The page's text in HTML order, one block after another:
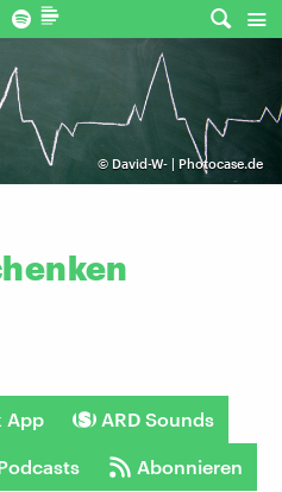
© David-W- | Photocase.de
App ARD Sounds
Abonnieren